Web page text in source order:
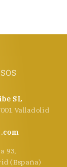
SL
Valladolid
93,
(España)